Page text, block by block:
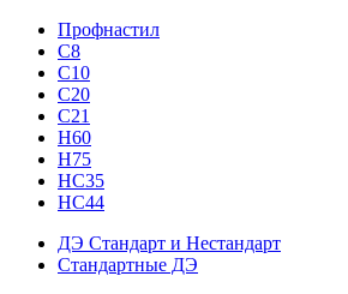
Профнастил
С8
С10
С20
С21
H60
H75
HС35
НС44
ДЭ Стандарт и Нестандарт
Стандартные ДЭ